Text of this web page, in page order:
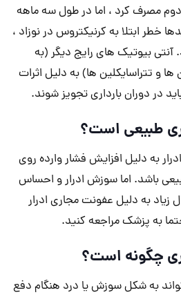
مصرف کرد ، اما در طول سه ماهه
خطر ابتلا به کرنیکتروس در نوزاد ،
آنتی بیوتیک های رایج دیگر (به
ها و تتراسایکلین ها) به دلیل اثرات
در دوران بارداری تجویز شوند.
طبیعی است؟
به دلیل افزایش فشار وارده روی
باشد. اما سوزش ادرار و احساس
زیاد به دلیل عفونت مجاری ادرار
به پزشک مراجعه کنید.
چگونه است؟
به شکل سوزش یا درد هنگام دفع